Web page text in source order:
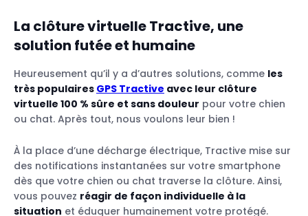
La clôture virtuelle Tractive, une
solution futée et humaine
Heureusement qu’il y a d’autres solutions, comme les
très populaires GPS Tractive avec leur clôture
virtuelle 100 % sûre et sans douleur pour votre chien
ou chat. Après tout, nous voulons leur bien !
À la place d’une décharge électrique, Tractive mise sur
des notifications instantanées sur votre smartphone
dès que votre chien ou chat traverse la clôture. Ainsi,
vous pouvez réagir de façon individuelle à la
situation et éduquer humainement votre protégé.